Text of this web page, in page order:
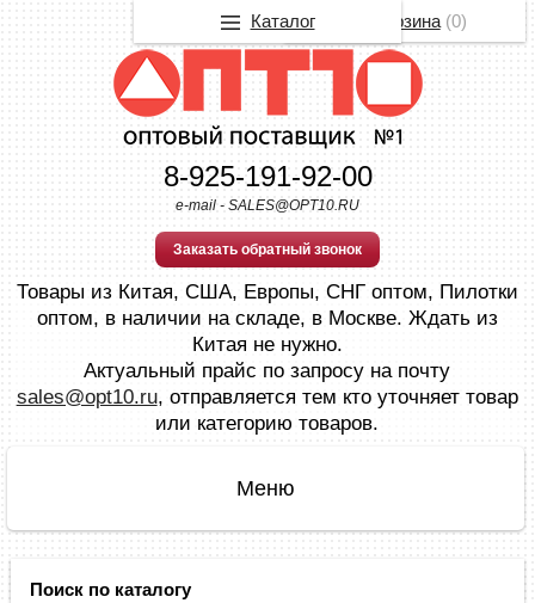
8-925-191-92-00
e-mail - SALES@OPT10.RU
Заказать обратный звонок
Товары из Китая, США, Европы, СНГ оптом, Пилотки
оптом, в наличии на складе, в Москве. Ждать из
Китая не нужно.
Актуальный прайс по запросу на почту
sales@opt10.ru, отправляется тем кто уточняет товар
или категорию товаров.
Поиск по каталогу
Корзина(0)
Каталог